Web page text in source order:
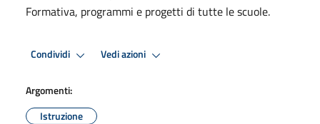
Formativa, programmi e progetti di tutte le scuole.
Condividi Vedi azioni
Argomenti:
Istruzione